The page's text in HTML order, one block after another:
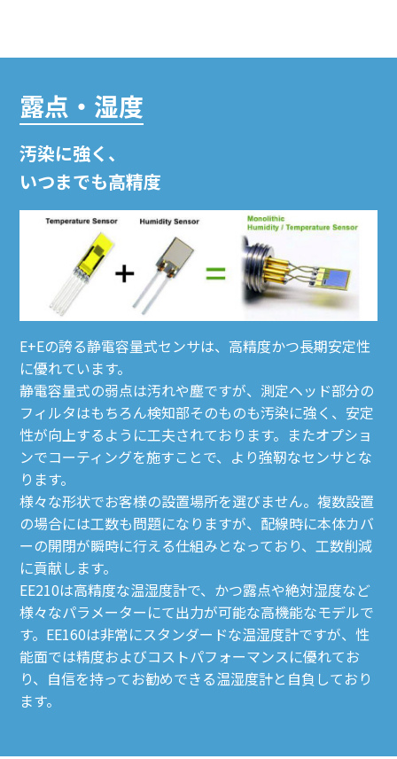
露点・湿度
汚染に強く、
いつまでも高精度
E+Eの誇る静電容量式センサは、高精度かつ長期安定性
に優れています。
静電容量式の弱点は汚れや塵ですが、測定ヘッド部分の
フィルタはもちろん検知部そのものも汚染に強く、安定
性が向上するように工夫されております。またオプショ
ンでコーティングを施すことで、より強靭なセンサとな
ります。
様々な形状でお客様の設置場所を選びません。複数設置
の場合には工数も問題になりますが、配線時に本体カバ
ーの開閉が瞬時に行える仕組みとなっており、工数削減
に貢献します。
EE210は高精度な温湿度計で、かつ露点や絶対湿度など
様々なパラメーターにて出力が可能な高機能なモデルで
す。EE160は非常にスタンダードな温湿度計ですが、性
能面では精度およびコストパフォーマンスに優れてお
り、自信を持ってお勧めできる温湿度計と自負しており
ます。